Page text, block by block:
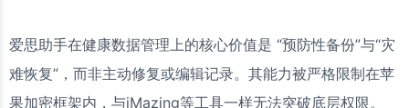
爱思助手在健康数据管理上的核心价值是 “预防性备份”与“灾
难恢复”，而非主动修复或编辑记录。其能力被严格限制在苹
果加密框架内，与iMazing等工具一样无法突破底层权限。